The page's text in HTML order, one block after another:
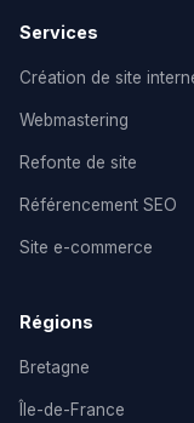
Services
Création de site
Webmastering
Refonte de site
Référencement SEO
Site e-commerce
Régions
Bretagne
Île-de-France